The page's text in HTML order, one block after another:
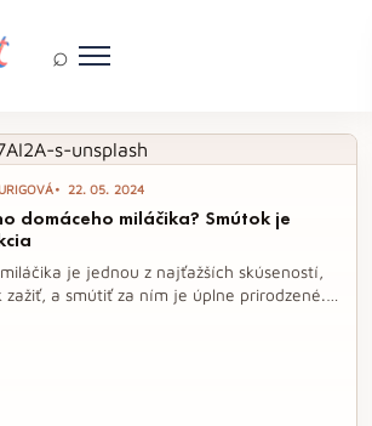
⌕
22. 05. 2024
domáceho miláčika? Smútok je
je jednou z najťažších skúseností,
zažiť, a smútiť za ním je úplne prirodzené.